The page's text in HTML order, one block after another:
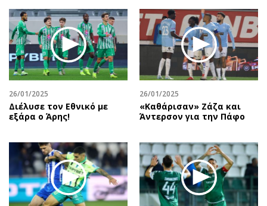
Ενέργεια
Ναυτιλία
Περιβάλλον
Ελλάδα
Κόσμος
Παράξενα
Πολιτισμός
Θέατρο-Χορός
Μουσική
Εικαστικά
Βιβλίο
Γυναίκα
Showbiz
Ταξίδια
Συνταγές
Έξοδος
Media
Εκπομπές
Podcasts
Uncut
Προσφορές
Προσωπικότητες στην ''Κ''
26/01/2025
Διέλυσε τον Εθνικό με
εξάρα ο Άρης!
26/01/2025
«Καθάρισαν» Ζάζα και
Άντερσον για την Πάφο